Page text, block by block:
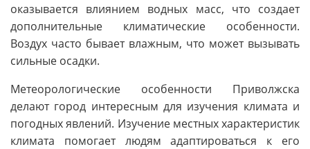
оказывается влиянием водных масс, что создает
дополнительные климатические особенности.
Воздух часто бывает влажным, что может вызывать
сильные осадки.
Метеорологические особенности Приволжска
делают город интересным для изучения климата и
погодных явлений. Изучение местных характеристик
климата помогает людям адаптироваться к его